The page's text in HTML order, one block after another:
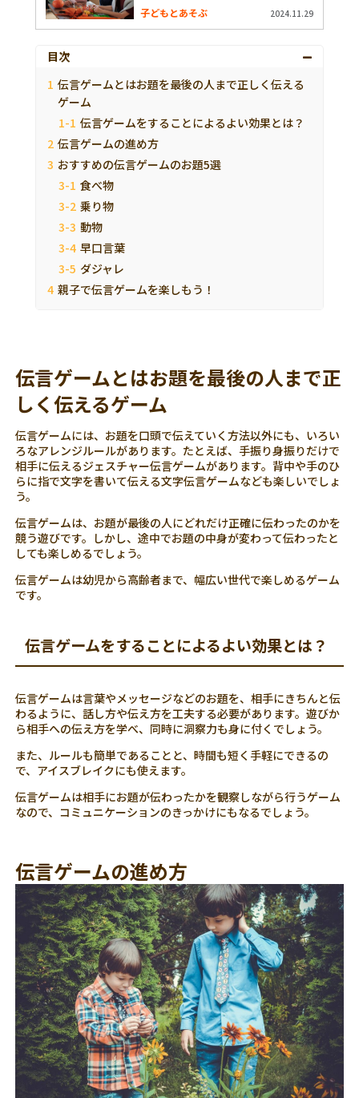
子どもとあそぶ
2024.11.29
目次
伝言ゲームとはお題を最後の人まで正しく伝える
ゲーム
伝言ゲームをすることによるよい効果とは？
伝言ゲームの進め方
おすすめの伝言ゲームのお題5選
食べ物
乗り物
動物
早口言葉
ダジャレ
親子で伝言ゲームを楽しもう！
伝言ゲームとはお題を最後の人まで正
しく伝えるゲーム
伝言ゲームには、お題を口頭で伝えていく方法以外にも、いろい
ろなアレンジルールがあります。たとえば、手振り身振りだけで
相手に伝えるジェスチャー伝言ゲームがあります。背中や手のひ
らに指で文字を書いて伝える文字伝言ゲームなども楽しいでしょ
う。
伝言ゲームは、お題が最後の人にどれだけ正確に伝わったのかを
競う遊びです。しかし、途中でお題の中身が変わって伝わったと
しても楽しめるでしょう。
伝言ゲームは幼児から高齢者まで、幅広い世代で楽しめるゲーム
です。
伝言ゲームをすることによるよい効果とは？
伝言ゲームは言葉やメッセージなどのお題を、相手にきちんと伝
わるように、話し方や伝え方を工夫する必要があります。遊びか
ら相手への伝え方を学べ、同時に洞察力も身に付くでしょう。
また、ルールも簡単であることと、時間も短く手軽にできるの
で、アイスブレイクにも使えます。
伝言ゲームは相手にお題が伝わったかを観察しながら行うゲーム
なので、コミュニケーションのきっかけにもなるでしょう。
伝言ゲームの進め方